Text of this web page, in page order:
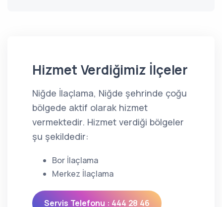
Hizmet Verdiğimiz İlçeler
Niğde İlaçlama, Niğde şehrinde çoğu
bölgede aktif olarak hizmet
vermektedir. Hizmet verdiği bölgeler
şu şekildedir:
Bor İlaçlama
Merkez İlaçlama
Servis Telefonu : 444 28 46